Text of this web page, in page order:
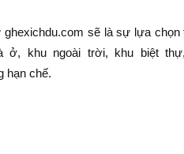
sẽ là sự lựa
ở, khu ngoài trời, khu biệt
hạn chế.